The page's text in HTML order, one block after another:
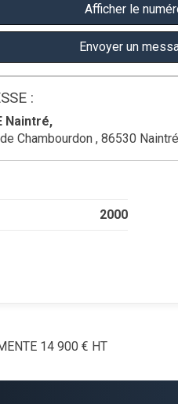
Afficher le
Envoyer un
:
Naintré,
Chambourdon , 86530
2000
14 900 € HT